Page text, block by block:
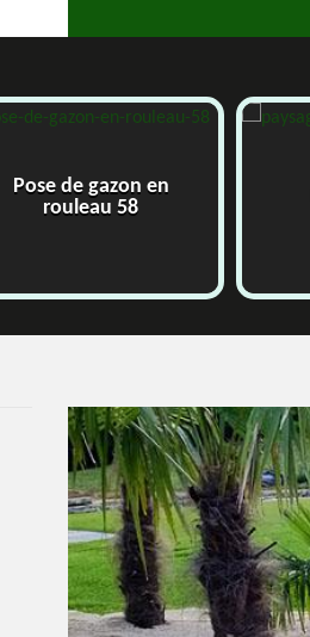
Pose de gazon en
rouleau 58